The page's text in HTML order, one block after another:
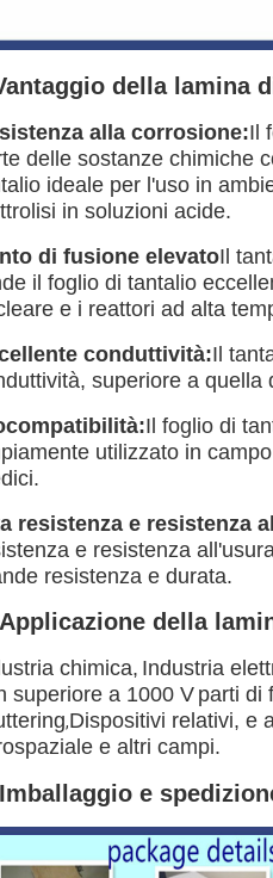
della lamina
alla corrosione:Il
delle sostanze chimiche
ideale per l'uso in
in soluzioni acide.
di fusione elevatoIl
il foglio di tantalio
e i reattori ad alta
conduttività:Il
superiore a quella
Il foglio di
utilizzato in
resistenza e resistenza
e resistenza
resistenza e durata.
della
chimica, Industria
superiore a 1000 Vparti di
,Dispositivi relativi, e
e altri campi.
e